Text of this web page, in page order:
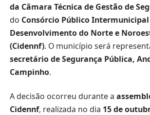
da Câmara Técnica de Gestão de
do Consórcio Público
Desenvolvimento do Norte e
(Cidennf). O município será
secretário de Segurança Pública,
Campinho.
A decisão ocorreu durante a
Cidennf, realizada no dia 15 de